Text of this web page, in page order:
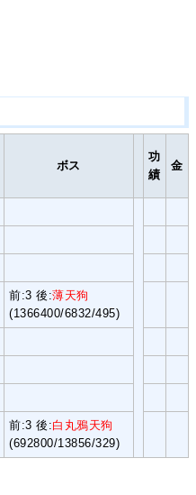
ボス
功
績
金
前:3 後:薄天狗
(1366400/6832/495)
前:3 後:白丸鴉天狗
(692800/13856/329)